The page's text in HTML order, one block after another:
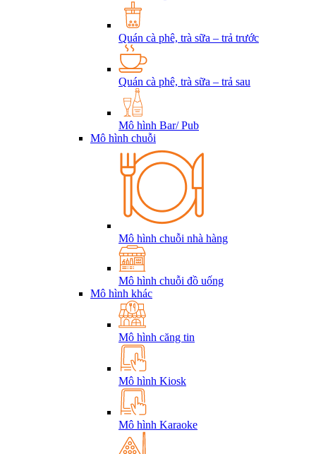
Quán cà phê, trà sữa – trả trước
Quán cà phê, trà sữa – trả sau
Mô hình Bar/ Pub
Mô hình chuỗi
Mô hình chuỗi nhà hàng
Mô hình chuỗi đồ uống
Mô hình khác
Mô hình căng tin
Mô hình Kiosk
Mô hình Karaoke